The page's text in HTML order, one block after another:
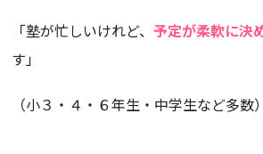
「塾が忙しいけれど、予定が柔軟に決
す」
（小３・４・６年生・中学生など多数）